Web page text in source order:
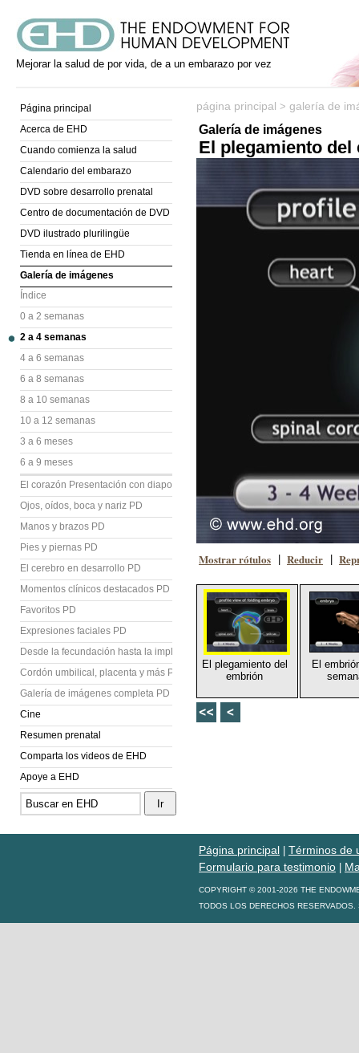
Mejorar la salud de por vida, de a un embarazo por vez
Página principal
Acerca de EHD
Cuando comienza la salud
Calendario del embarazo
DVD sobre desarrollo prenatal
Centro de documentación de DVD
DVD ilustrado plurilingüe
Tienda en línea de EHD
Galería de imágenes
Índice
0 a 2 semanas
2 a 4 semanas
4 a 6 semanas
6 a 8 semanas
8 a 10 semanas
10 a 12 semanas
3 a 6 meses
6 a 9 meses
El corazón Presentación con diapositivas (PD)
Ojos, oídos, boca y nariz PD
Manos y brazos PD
Pies y piernas PD
El cerebro en desarrollo PD
Momentos clínicos destacados PD
Favoritos PD
Expresiones faciales PD
Desde la fecundación hasta la implantación PD
Cordón umbilical, placenta y más PD
Galería de imágenes completa PD
Cine
Resumen prenatal
Comparta los videos de EHD
Apoye a EHD
página principal > galería de
Galería de imágenes
El plegamiento del
Mostrar rótulos Reducir
El plegamiento del
embrión
El
Página principal
Términos de
Formulario para testimonio
COPYRIGHT © 2001-2026 THE
TODOS LOS DERECHOS